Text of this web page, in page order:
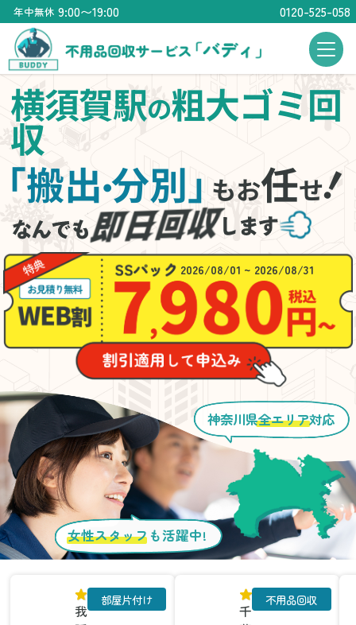
年中無休 9:00〜19:00 0120-525-058
横須賀駅の粗大ゴミ回
収
搬出・分別」もお任せ
2026/08/01 ~ 2026/08/31
女性スタッフ も活躍中!
神奈川県全エリア対応
我
部屋片付け
千
不用品回収